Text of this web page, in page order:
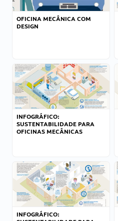
OFICINA MECÂNICA COM
DESIGN
INFOGRÁFICO:
SUSTENTABILIDADE PARA
OFICINAS MECÂNICAS
INFOGRÁFICO: